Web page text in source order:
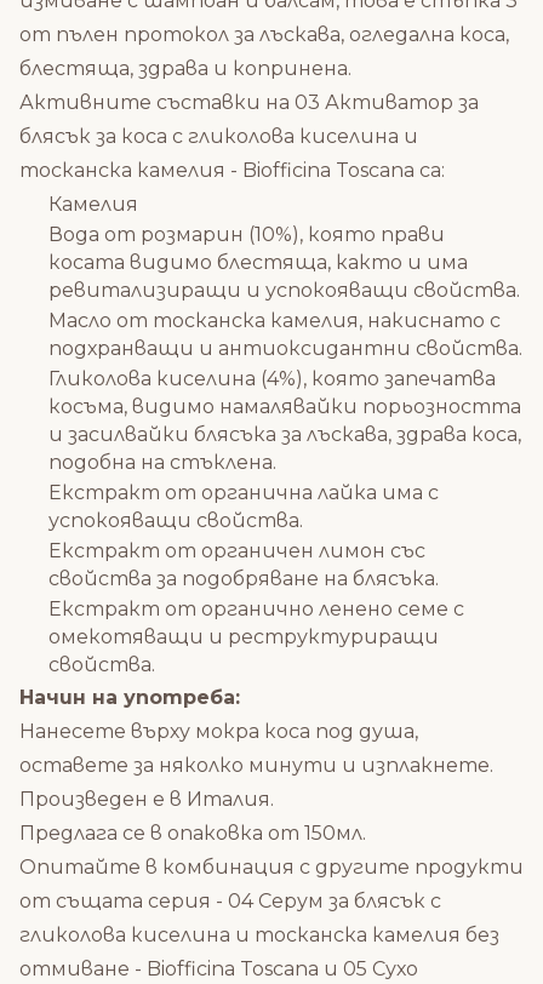
от пълен протокол за лъскава, огледална коса,
блестяща, здрава и копринена.
Активните съставки на 03 Активатор за
блясък за коса с гликолова киселина и
тосканска камелия - Biofficina Toscana са:
Камелия
Вода от розмарин (10%), която прави
косата видимо блестяща, както и има
ревитализиращи и успокояващи свойства.
Масло от тосканска камелия, накиснато с
подхранващи и антиоксидантни свойства.
Гликолова киселина (4%), която запечатва
косъма, видимо намалявайки порьозността
и засилвайки блясъка за лъскава, здрава коса,
подобна на стъклена.
Екстракт от органична лайка има с
успокояващи свойства.
Екстракт от органичен лимон със
свойства за подобряване на блясъка.
Екстракт от органично ленено семе с
омекотяващи и реструктуриращи
свойства.
Начин на употреба:
Нанесете върху мокра коса под душа,
оставете за няколко минути и изплакнете.
Произведен е в Италия.
Предлага се в опаковка от 150мл.
Опитайте в комбинация с другите продукти
от същата серия - 04 Серум за блясък с
гликолова киселина и тосканска камелия без
отмиване - Biofficina Toscana и 05 Сухо